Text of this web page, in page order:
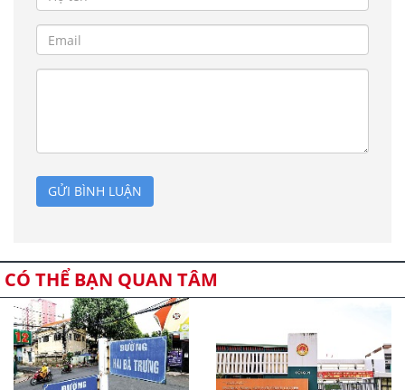
GỬI BÌNH LUẬN
CÓ THỂ BẠN QUAN TÂM